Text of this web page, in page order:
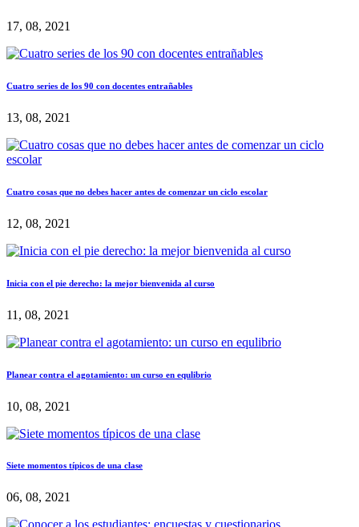
17, 08, 2021
Cuatro series de los 90 con docentes entrañables
13, 08, 2021
Cuatro cosas que no debes hacer antes de comenzar un ciclo escolar
12, 08, 2021
Inicia con el pie derecho: la mejor bienvenida al curso
11, 08, 2021
Planear contra el agotamiento: un curso en equlibrio
10, 08, 2021
Siete momentos típicos de una clase
06, 08, 2021